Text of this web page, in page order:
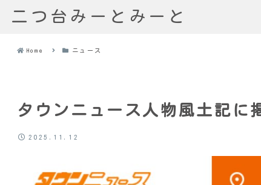
二つ台みーとみーと
Home ニュース
タウンニュース人物風土記に
2025.11.12